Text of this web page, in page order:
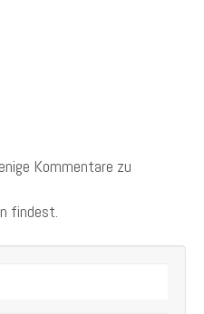
Kommentare zu
findest.